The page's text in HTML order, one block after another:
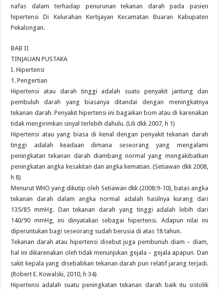
nafas dalam terhadap penurunan tekanan darah pada pasien
hipertensi Di Kelurahan Kertijayan Kecamatan Buaran Kabupaten
Pekalongan.
BAB II
TINJAUAN PUSTAKA
I. Hipertensi
1. Pengertian
Hipertensi atau darah tinggi adalah suatu penyakit jantung dan
pembuluh darah yang biasanya ditandai dengan meningkatnya
tekanan darah. Penyakit hipertensi ini bagaikan bom atau di karenakan
tidak mengirimkan sinyal terlebih dahulu. (Lili dkk 2007, h 1)
Hipertensi atau yang biasa di kenal dengan penyakit tekanan darah
tinggi adalah keadaan dimana seseorang yang mengalami
peningkatan tekanan darah diambang normal yang mengakibatkan
peningkatan angka kesakitan dan angka kematian. (Setiawan dkk 2008,
h 8)
Menurut WHO yang dikutip oleh Setiawan dkk (2008:9-10), batas angka
tekanan darah dalam angka normal adalah hasilnya kurang dari
135/85 mmHg. Dan tekanan darah yang tinggi adalah lebih dari
140/90 mmHg, ini dinyatakan sebagai hipertensi. Adapun nilai ini
diperuntukan bagi seseorang sudah berusia di atas 18 tahun.
Tekanan darah atau hipertensi disebut juga pembunuh diam – diam,
hal ini dikarenakan oleh tidak menunjukan gejala – gejala apapun. Dan
sakit kepala yang disebabkan tekanan darah pun relatif jarang terjadi.
(Robert E. Kowalski, 2010, h 34)
Hipertensi adalah suatu peningkatan tekanan darah baik itu sistolik